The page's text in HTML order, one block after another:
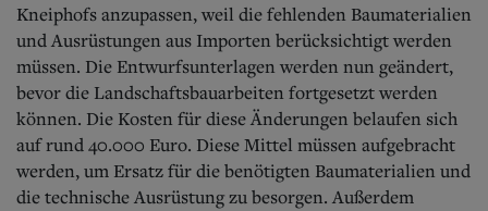
Kneiphofs anzupassen, weil die fehlenden Baumaterialien
und Ausrüstungen aus Importen berücksichtigt werden
müssen. Die Entwurfsunterlagen werden nun geändert,
bevor die Landschaftsbauarbeiten fortgesetzt werden
können. Die Kosten für diese Änderungen belaufen sich
auf rund 40.000 Euro. Diese Mittel müssen aufgebracht
werden, um Ersatz für die benötigten Baumaterialien und
die technische Ausrüstung zu besorgen. Außerdem